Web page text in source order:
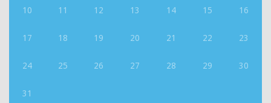
10 11 12 13 14 15 16
17 18 19 20 21 22 23
24 25 26 27 28 29 30
31